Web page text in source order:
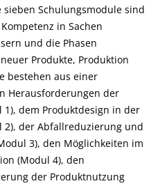
Schulungsmodule sind
in Sachen
und die Phasen
Produkte, Produktion
bestehen aus einer
Herausforderungen der
dem Produktdesign in der
der Abfallreduzierung und
3), den Möglichkeiten im
(Modul 4), den
der Produktnutzung